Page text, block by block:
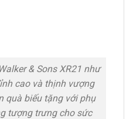
& Sons XR21 như
cao và thịnh vượng
quà biếu tặng với phụ
tượng trưng cho sức